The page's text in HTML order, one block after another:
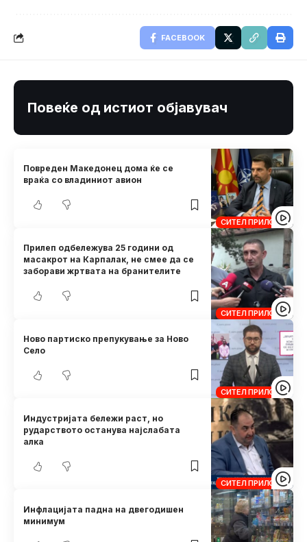
FACEBOOK
Повеќе од истиот објавувач
СИТЕЛ ПРИЛОЗИ
Повреден Македонец дома ќе се
враќа со владиниот авион
СИТЕЛ ПРИЛОЗИ
Прилеп одбележува 25 години од
масакрот на Карпалак, не смее да се
заборави жртвата на бранителите
СИТЕЛ ПРИЛОЗИ
Ново партиско препукување за Ново
Село
СИТЕЛ ПРИЛОЗИ
Индустријата бележи раст, но
рударството останува најслабата
алка
Инфлацијата падна на двегодишен
минимум